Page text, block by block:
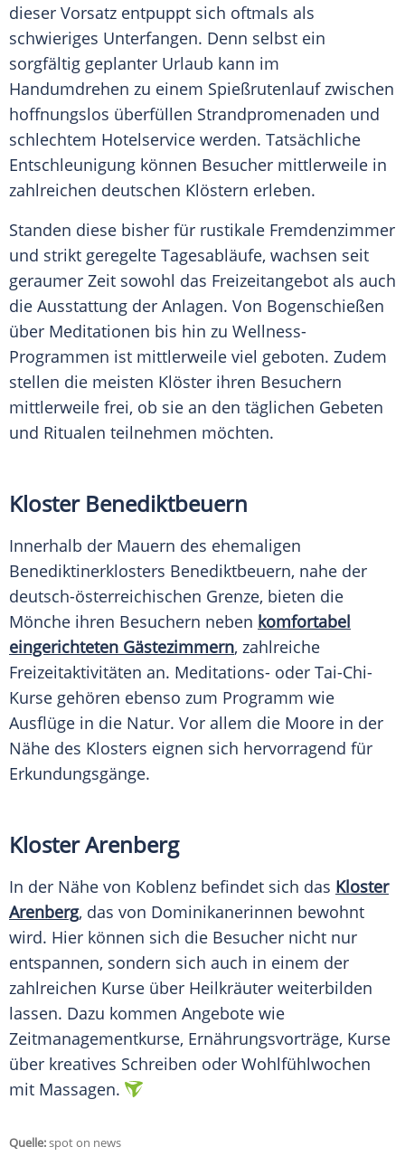
dieser Vorsatz entpuppt sich oftmals als
schwieriges Unterfangen. Denn selbst ein
sorgfältig geplanter Urlaub kann im
Handumdrehen zu einem Spießrutenlauf zwischen
hoffnungslos überfüllen Strandpromenaden und
schlechtem Hotelservice werden. Tatsächliche
Entschleunigung können Besucher mittlerweile in
zahlreichen deutschen Klöstern erleben.
Standen diese bisher für rustikale Fremdenzimmer
und strikt geregelte Tagesabläufe, wachsen seit
geraumer Zeit sowohl das Freizeitangebot als auch
die Ausstattung der Anlagen. Von Bogenschießen
über Meditationen bis hin zu Wellness-
Programmen ist mittlerweile viel geboten. Zudem
stellen die meisten Klöster ihren Besuchern
mittlerweile frei, ob sie an den täglichen Gebeten
und Ritualen teilnehmen möchten.
Kloster Benediktbeuern
Innerhalb der Mauern des ehemaligen
Benediktinerklosters Benediktbeuern, nahe der
deutsch-österreichischen Grenze, bieten die
Mönche ihren Besuchern neben komfortabel
eingerichteten Gästezimmern, zahlreiche
Freizeitaktivitäten an. Meditations- oder Tai-Chi-
Kurse gehören ebenso zum Programm wie
Ausflüge in die Natur. Vor allem die Moore in der
Nähe des Klosters eignen sich hervorragend für
Erkundungsgänge.
Kloster Arenberg
In der Nähe von Koblenz befindet sich das Kloster
Arenberg, das von Dominikanerinnen bewohnt
wird. Hier können sich die Besucher nicht nur
entspannen, sondern sich auch in einem der
zahlreichen Kurse über Heilkräuter weiterbilden
lassen. Dazu kommen Angebote wie
Zeitmanagementkurse, Ernährungsvorträge, Kurse
über kreatives Schreiben oder Wohlfühlwochen
mit Massagen.
Quelle:spot on news